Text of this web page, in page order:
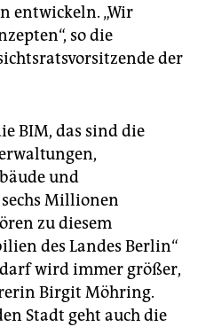
entwickeln. „Wir
so die
der
BIM, das sind die
und
Millionen
zu diesem
des Landes Berlin“
wird immer größer,
Birgit Möhring.
Stadt geht auch die